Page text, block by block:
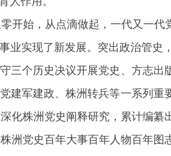
开始，从点滴做起，一代又一代
业实现了新发展。突出政治管史
个历史决议开展党史、方志出
建军建政、株洲转兵等一系列
株洲党史阐释研究，累计编纂
洲党史百年大事百年人物百年